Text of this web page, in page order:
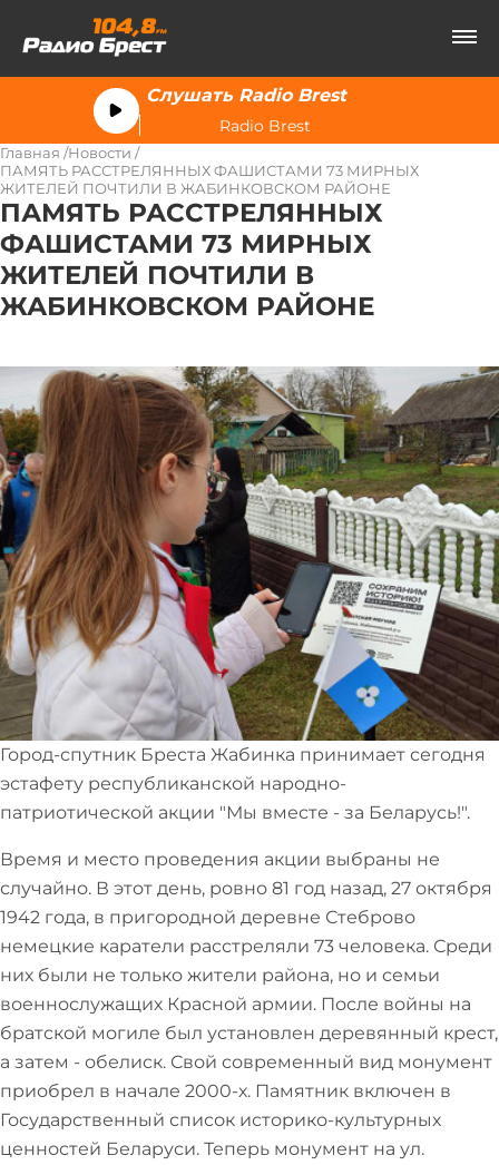
Слушать Radio Brest
Radio Brest
Главная Новости
ПАМЯТЬ РАССТРЕЛЯННЫХ ФАШИСТАМИ 73 МИРНЫХ
ЖИТЕЛЕЙ ПОЧТИЛИ В ЖАБИНКОВСКОМ РАЙОНЕ
ПАМЯТЬ РАССТРЕЛЯННЫХ
ФАШИСТАМИ 73 МИРНЫХ
ЖИТЕЛЕЙ ПОЧТИЛИ В
ЖАБИНКОВСКОМ РАЙОНЕ
Город-спутник Бреста Жабинка принимает сегодня
эстафету республиканской народно-
патриотической акции "Мы вместе - за Беларусь!".
Время и место проведения акции выбраны не
случайно. В этот день, ровно 81 год назад, 27 октября
1942 года, в пригородной деревне Стеброво
немецкие каратели расстреляли 73 человека. Среди
них были не только жители района, но и семьи
военнослужащих Красной армии. После войны на
братской могиле был установлен деревянный крест,
а затем - обелиск. Свой современный вид монумент
приобрел в начале 2000-х. Памятник включен в
Государственный список историко-культурных
ценностей Беларуси. Теперь монумент на ул.